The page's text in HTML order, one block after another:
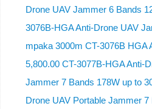
Drone UAV Jammer 6 Bands
3076B-HGA Anti-Drone UAV
mpaka 3000m CT-3076B HGA
5,800.00 CT-3077B-HGA Anti-
Jammer 7 Bands 178W up to
Drone UAV Portable Jammer